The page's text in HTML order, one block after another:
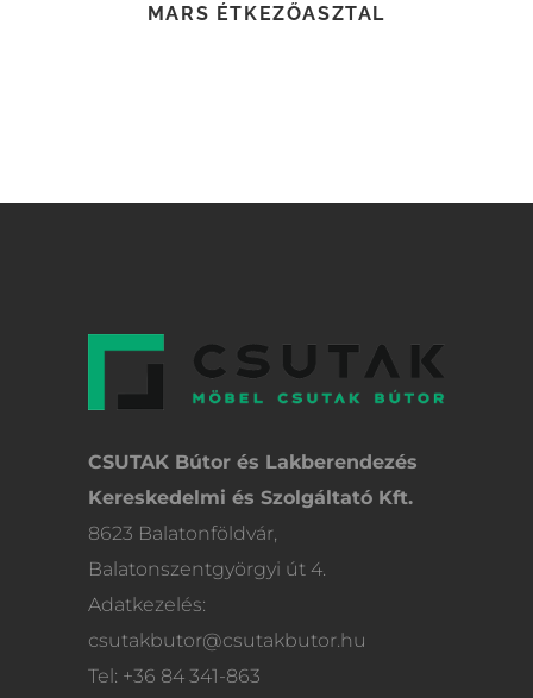
MARS ÉTKEZŐASZTAL
CSUTAK Bútor és Lakberendezés
Kereskedelmi és Szolgáltató Kft.
8623 Balatonföldvár,
Balatonszentgyörgyi út 4.
Adatkezelés:
csutakbutor@csutakbutor.hu
Tel: +36 84 341-863